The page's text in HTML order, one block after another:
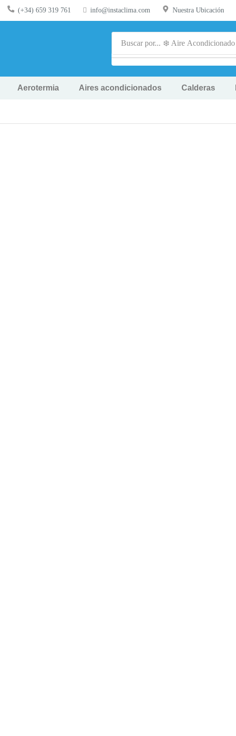
(+34) 659 319 761 info@instaclima.com Nuestra Ubicación
Buscar por... ❄️ Aire Acondicionado
Aerotermia Aires acondicionados Calderas